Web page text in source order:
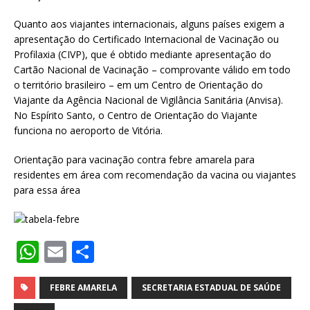
Quanto aos viajantes internacionais, alguns países exigem a
apresentação do Certificado Internacional de Vacinação ou
Profilaxia (CIVP), que é obtido mediante apresentação do
Cartão Nacional de Vacinação – comprovante válido em todo
o território brasileiro – em um Centro de Orientação do
Viajante da Agência Nacional de Vigilância Sanitária (Anvisa).
No Espírito Santo, o Centro de Orientação do Viajante
funciona no aeroporto de Vitória.
Orientação para vacinação contra febre amarela para
residentes em área com recomendação da vacina ou viajantes
para essa área
W
h
at
E
m
ai
h
ar
FEBRE AMARELA SECRETARIA ESTADUAL DE SAÚDE